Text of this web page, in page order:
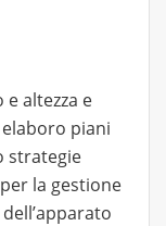
altezza e
piani
strategie
la gestione